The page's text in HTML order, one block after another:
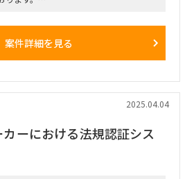
ているため、
案件詳細を見る
2025.04.04
ーにおける法規認証シス